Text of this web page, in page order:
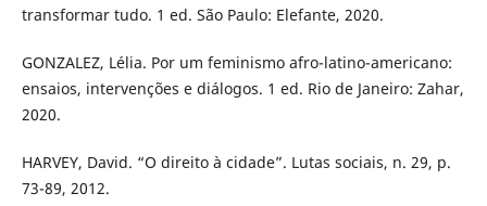
transformar tudo. 1 ed. São Paulo: Elefante, 2020.
GONZALEZ, Lélia. Por um feminismo afro-latino-americano:
ensaios, intervenções e diálogos. 1 ed. Rio de Janeiro: Zahar,
2020.
HARVEY, David. “O direito à cidade”. Lutas sociais, n. 29, p.
73-89, 2012.